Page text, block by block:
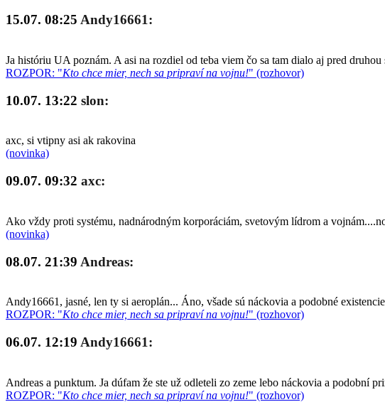
15.07. 08:25 Andy16661:
Ja históriu UA poznám. A asi na rozdiel od teba viem čo sa tam dialo aj pred
ROZPOR: "Kto chce mier, nech sa pripraví na vojnu!" (rozhovor)
10.07. 13:22 slon:
axc, si vtipny asi ak rakovina
(novinka)
09.07. 09:32 axc:
Ako vždy proti systému, nadnárodným korporáciám, svetovým lídrom a
(novinka)
08.07. 21:39 Andreas:
Andy16661, jasné, len ty si aeroplán... Áno, všade sú náckovia a podobné
ROZPOR: "Kto chce mier, nech sa pripraví na vojnu!" (rozhovor)
06.07. 12:19 Andy16661:
Andreas a punktum. Ja dúfam že ste už odleteli zo zeme lebo náckovia a podobní
ROZPOR: "Kto chce mier, nech sa pripraví na vojnu!" (rozhovor)